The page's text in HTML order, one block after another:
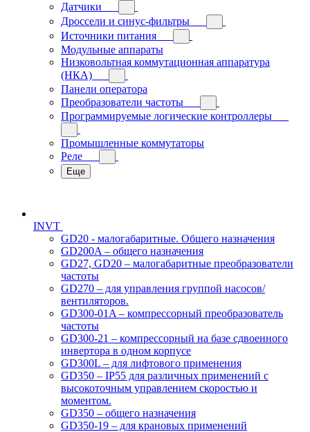
Датчики
Дроссели и синус-фильтры
Источники питания
Модульные аппараты
Низковольтная коммутационная аппаратура
(НКА)
Панели оператора
Преобразователи частоты
Программируемые логические контроллеры
Промышленные коммутаторы
Реле
Еще
INVT
GD20 - малогабаритные. Общего назначения
GD200A – общего назначения
GD27, GD20 – малогабаритные преобразователи
частоты
GD270 – для управления группой насосов/
вентиляторов.
GD300-01A – компрессорный преобразователь
частоты
GD300-21 – компрессорный на базе сдвоенного
инвертора в одном корпусе
GD300L – для лифтового применения
GD350 – IP55 для различных применений с
высокоточным управлением скоростью и
моментом.
GD350 – общего назначения
GD350-19 – для крановых применений